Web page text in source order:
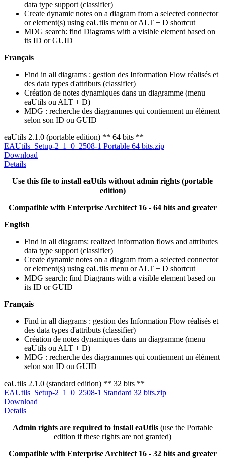
data type support (classifier)
Create dynamic notes on a diagram from a selected connector
or element(s) using eaUtils menu or ALT + D shortcut
MDG search: find Diagrams with a visible element based on
its ID or GUID
Français
Find in all diagrams : gestion des Information Flow réalisés et
des data types d'attributs (classifier)
Création de notes dynamiques dans un diagramme (menu
eaUtils ou ALT + D)
MDG : recherche des diagrammes qui contiennent un élément
selon son ID ou GUID
eaUtils 2.1.0 (portable edition) ** 64 bits **
EAUtils_Setup-2_1_0_2508-1 Portable 64 bits.zip
Download
Details
Use this file to install eaUtils without admin rights (portable
edition)
Compatible with Enterprise Architect 16 - 64 bitsand greater
English
Find in all diagrams: realized information flows and attributes
data type support (classifier)
Create dynamic notes on a diagram from a selected connector
or element(s) using eaUtils menu or ALT + D shortcut
MDG search: find Diagrams with a visible element based on
its ID or GUID
Français
Find in all diagrams : gestion des Information Flow réalisés et
des data types d'attributs (classifier)
Création de notes dynamiques dans un diagramme (menu
eaUtils ou ALT + D)
MDG : recherche des diagrammes qui contiennent un élément
selon son ID ou GUID
eaUtils 2.1.0 (standard edition) ** 32 bits **
EAUtils_Setup-2_1_0_2508-1 Standard 32 bits.zip
Download
Details
Admin rights are required to install eaUtils (use the Portable
edition if these rights are not granted)
Compatible with Enterprise Architect 16 - 32 bitsand greater